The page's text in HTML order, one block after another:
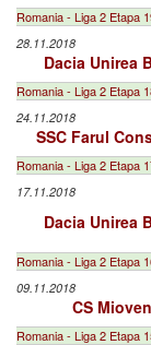
Romania - Liga 2 Etapa
28.11.2018
Dacia Unirea
Romania - Liga 2 Etapa
24.11.2018
SSC Farul
Romania - Liga 2 Etapa
17.11.2018
Dacia Unirea
Romania - Liga 2 Etapa
09.11.2018
CS
Romania - Liga 2 Etapa